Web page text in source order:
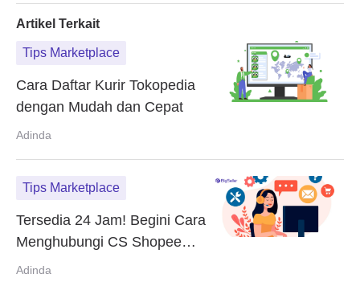
Kendala
Artikel Terkait
Tips Marketplace
Cara Daftar Kurir Tokopedia
dengan Mudah dan Cepat
Adinda
Tips Marketplace
Tersedia 24 Jam! Begini Cara
Menghubungi CS Shopee
Seller Center Saat Ada
Adinda